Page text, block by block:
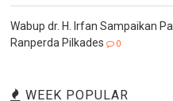
Wabup dr. H. Irfan Sampaikan
Ranperda Pilkades
0
WEEK POPULAR